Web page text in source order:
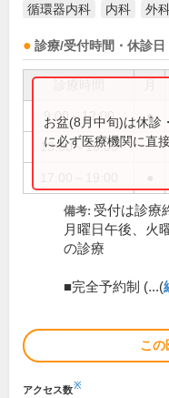
循環器内科 内科 外
診療/受付時間・休診日
9:00～12:00 ●
13:00～16:00
お盆(8月中旬)は休診
に必ず医療機関に直
備考: 受付は診療
月曜日午後、火
の診療
■完全予約制 (...(
この
アクセス数※